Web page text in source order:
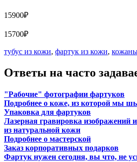
15900₽
15700₽
тубус из кожи, фартук из кожи,
Ответы на часто
"Рабочие" фотографии фартуков
Подробнее о коже, из которой мы
Упаковка для фартуков
Лазерная гравировка изображений
из натуральной кожи
Подробнее о мастерской
Заказ корпоративных подарков
Фартук нужен сегодня, вы что, не